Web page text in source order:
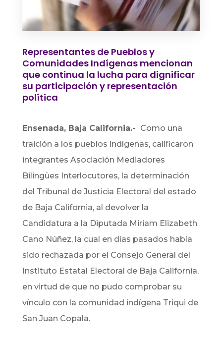
Representantes de Pueblos y
Comunidades Indígenas mencionan
que continua la lucha para dignificar
su participación y representación
política
Ensenada, Baja California.- Como una
traición a los pueblos indígenas, calificaron
integrantes Asociación Mediadores
Bilingües Interlocutores, la determinación
del Tribunal de Justicia Electoral del estado
de Baja California, al devolver la
Candidatura a la Diputada Miriam Elizabeth
Cano Núñez, la cual en días pasados había
sido rechazada por el Consejo General del
Instituto Estatal Electoral de Baja California,
en virtud de que no pudo comprobar su
vínculo con la comunidad indígena Triqui de
San Juan Copala.